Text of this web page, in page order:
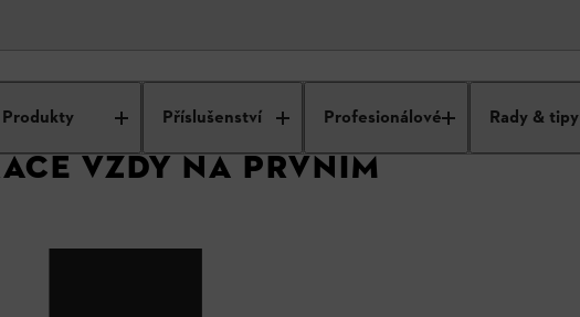
Produkty Příslušenství Profesionálové Rady & tipy
VŽDY NA PRVNÍM